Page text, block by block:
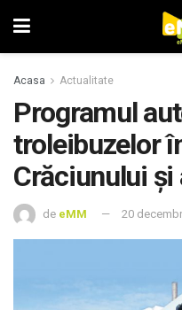
Acasa Actualitate
Programul
troleibuzelor
Crăciunului şi
de eMM 20